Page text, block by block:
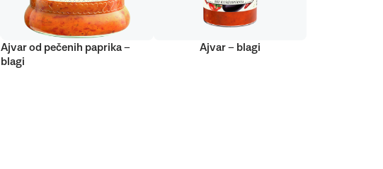
Ajvar od pečenih paprika –
blagi
Ajvar – blagi